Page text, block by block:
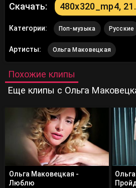
Скачать: 480x320_mp4,
Категории: Поп-музыка Русские
Артисты: Ольга Маковецкая
Похожие клипы
Еще клипы с Ольга
Ольга Маковецкая -
Люблю